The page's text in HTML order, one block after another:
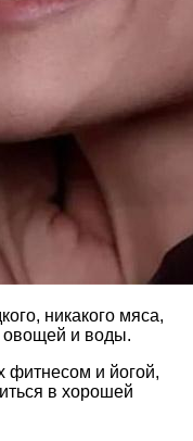
никакого мяса,
и воды.
фитнесом и йогой,
в хорошей